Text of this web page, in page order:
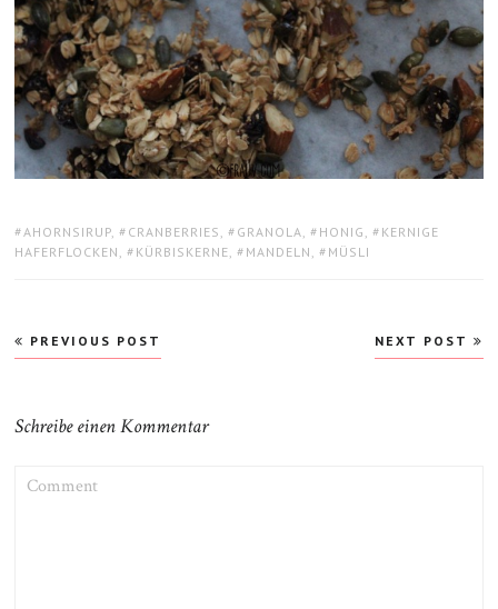
TAGS:
AHORNSIRUP, CRANBERRIES , GRANOLA, HONIG , KERNIGE
HAFERFLOCKEN , KÜRBISKERNE, MANDELN , MÜSLI
Beitragsnavigation
PREVIOUS POST NEXT POST
Schreibe einen Kommentar